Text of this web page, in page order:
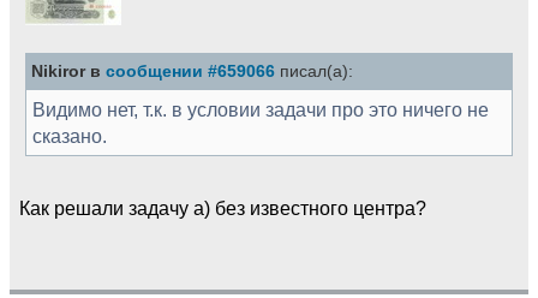
Nikiror в сообщении #659066 писал(а):
Видимо нет, т.к. в условии задачи про это ничего не
сказано.
Как решали задачу а) без известного центра?